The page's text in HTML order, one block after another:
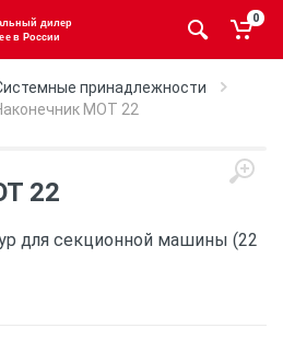
дилер
в России
0
принадлежности
MOT 22
22
для секционной машины (22